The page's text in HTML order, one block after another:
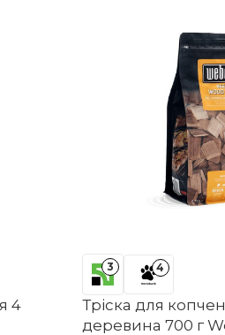
4
3 4
Тріска для
деревина 700 г